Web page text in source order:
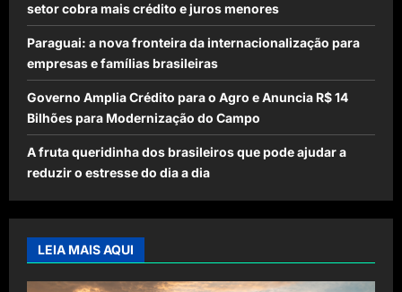
setor cobra mais crédito e juros menores
Paraguai: a nova fronteira da internacionalização para
empresas e famílias brasileiras
Governo Amplia Crédito para o Agro e Anuncia R$ 14
Bilhões para Modernização do Campo
A fruta queridinha dos brasileiros que pode ajudar a
reduzir o estresse do dia a dia
LEIA MAIS AQUI